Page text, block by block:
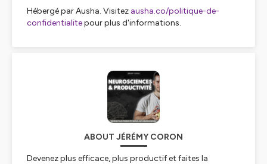
Hébergé par Ausha. Visitez ausha.co/politique-de-
confidentialitepour plus d'informations.
ABOUT JÉRÉMY CORON
Devenez plus efficace, plus productif et faites la